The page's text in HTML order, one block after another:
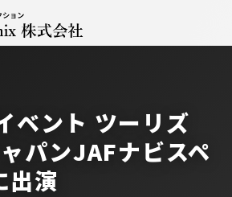
ベント ツーリズ
パンJAFナビスペ
出演